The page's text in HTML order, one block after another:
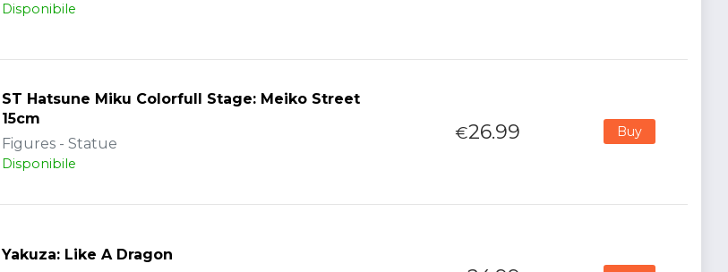
Disponibile
ST Hatsune Miku Colorfull Stage: Meiko Street
15cm
Figures - Statue
Disponibile
€26.99 Buy
Yakuza: Like A Dragon